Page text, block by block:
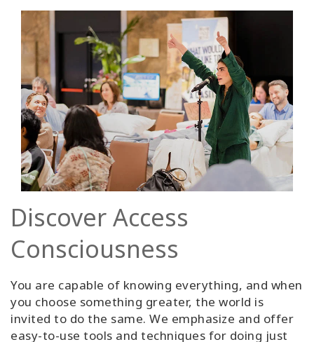
Discover Access
Consciousness
You are capable of knowing everything, and when
you choose something greater, the world is
invited to do the same. We emphasize and offer
easy-to-use tools and techniques for doing just